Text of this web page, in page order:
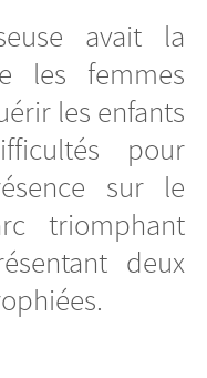
avait la
les femmes
les enfants
pour
sur le
triomphant
deux